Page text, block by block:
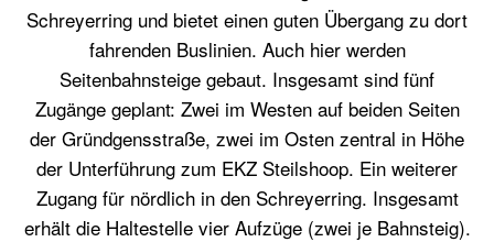
Schreyerring und bietet einen guten Übergang zu dort
fahrenden Buslinien. Auch hier werden
Seitenbahnsteige gebaut. Insgesamt sind fünf
Zugänge geplant: Zwei im Westen auf beiden Seiten
der Gründgensstraße, zwei im Osten zentral in Höhe
der Unterführung zum EKZ Steilshoop. Ein weiterer
Zugang für nördlich in den Schreyerring. Insgesamt
erhält die Haltestelle vier Aufzüge (zwei je Bahnsteig).